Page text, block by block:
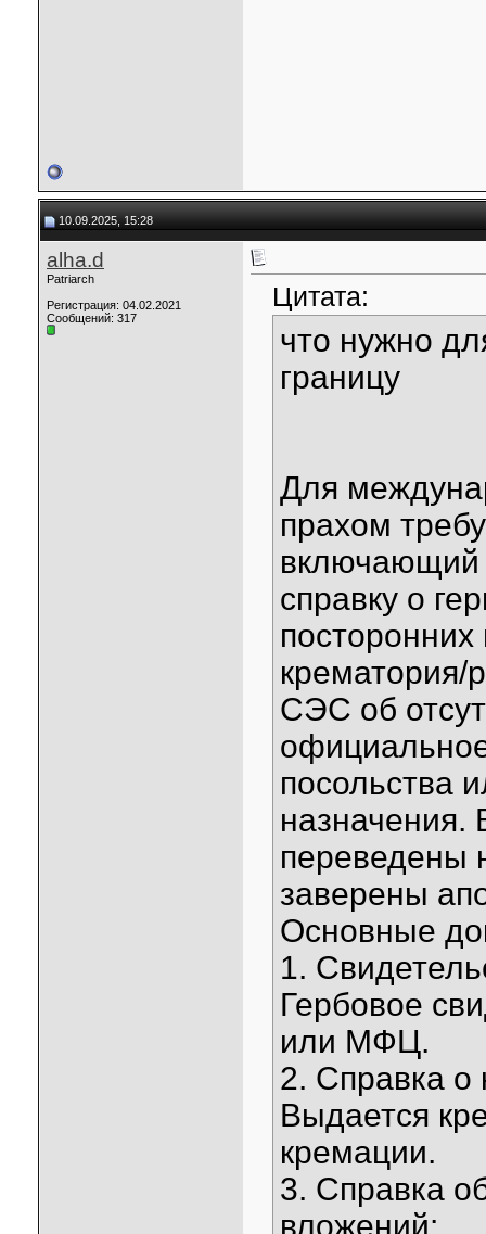
10.09.2025, 15:28
alha.d
Patriarch
Регистрация: 04.02.2021
Сообщений: 317
Цитата:
что нужно
границу
Для
прахом
включающий
справку о
крематория/
СЭС об
посольства
переведены
заверены
Основные
1.
Гербовое
или МФЦ.
2. Справка о
Выдается
кремации.
3. Справка
вложений: